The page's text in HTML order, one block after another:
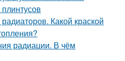
Какой краской
радиации. В чём